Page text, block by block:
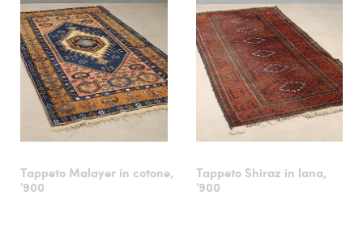
Tappeto Malayer in cotone,
'900
Tappeto Shiraz in lana,
'900